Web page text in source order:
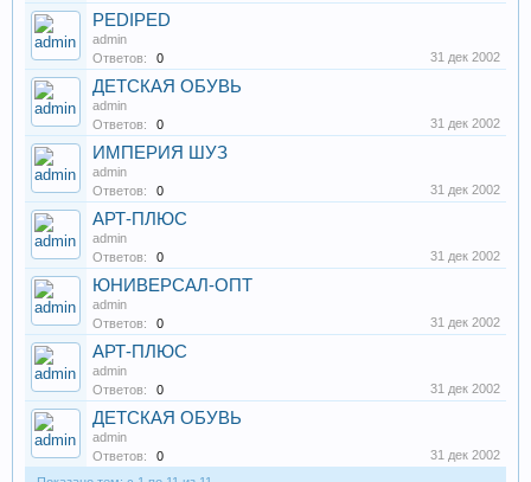
PEDIPED
admin
Ответов:
0 31 дек 2002
ДЕТСКАЯ ОБУВЬ
admin
Ответов:
0 31 дек 2002
ИМПЕРИЯ ШУЗ
admin
Ответов:
0 31 дек 2002
АРТ-ПЛЮС
admin
Ответов:
0 31 дек 2002
ЮНИВЕРСАЛ-ОПТ
admin
Ответов:
0 31 дек 2002
АРТ-ПЛЮС
admin
Ответов:
0 31 дек 2002
ДЕТСКАЯ ОБУВЬ
admin
Ответов:
0
31 дек 2002